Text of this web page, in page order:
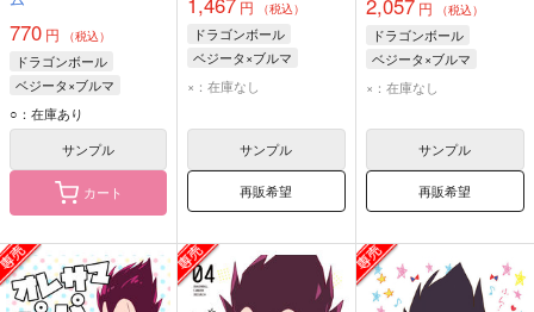
770 円 （税込）
ドラゴンボール
ベジータ×ブルマ
ベジータ
ヤムチャ
○：在庫あり
サンプル
カート
円 （税込）
ドラゴンボール
ベジータ×ブルマ
ベジータ
×：在庫なし
サンプル
再販希望
2,057円 （税込）
ドラゴンボール
ベジータ×ブルマ
ベジータ
×：在庫なし
サンプル
再販希望